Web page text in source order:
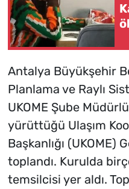
Antalya Büyükşehir
Planlama ve Raylı
UKOME Şube
yürüttüğü Ulaşım
Başkanlığı (UKOME)
toplandı. Kurulda
temsilcisi yer aldı.